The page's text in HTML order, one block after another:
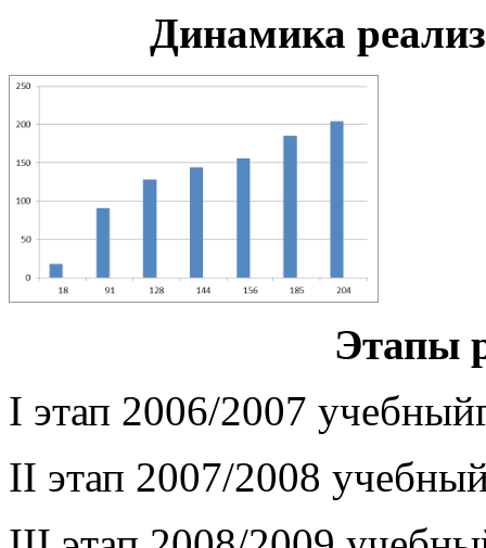
Динамика
Этапы
I этап 2006/2007
II этап 2007/2008